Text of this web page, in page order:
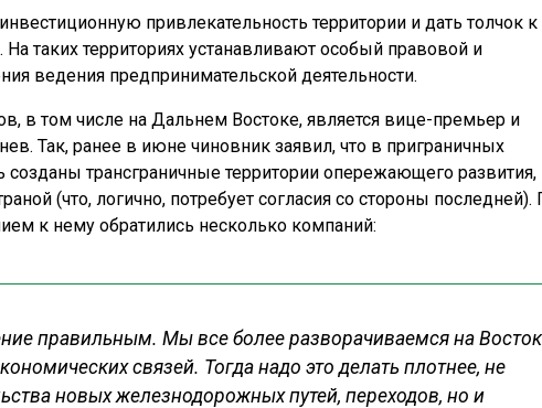
привлекательность территории и дать толчок к
таких территориях устанавливают особый правовой и
ведения предпринимательской деятельности.
в том числе на Дальнем Востоке, является вице-премьер и
Так, ранее в июне чиновник заявил, что в приграничных
созданы трансграничные территории опережающего развития,
(что, логично, потребует согласия со стороны последней).
к нему обратились несколько компаний:
правильным. Мы все более разворачиваемся на Восток
связей. Тогда надо это делать плотнее, не
новых железнодорожных путей, переходов, но и